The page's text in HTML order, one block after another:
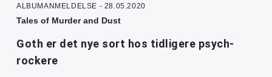
ALBUMANMELDELSE - 28.05.2020
Tales of Murder and Dust
Goth er det nye sort hos tidligere psych-
rockere